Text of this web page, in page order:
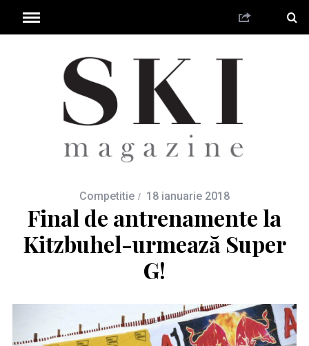
Competitie 18 ianuarie 2018
Final de antrenamente la
Kitzbuhel-urmează Super
G!